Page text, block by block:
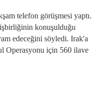
telefon görüşmesi yaptı.
konuşulduğu
edeceğini söyledi. Irak'a
Operasyonu için 560 ilave